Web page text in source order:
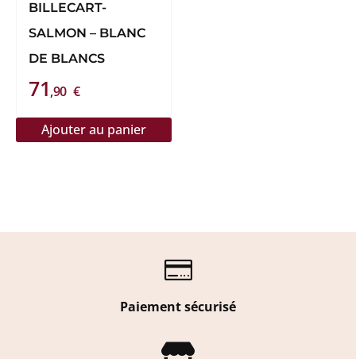
BILLECART-
SALMON – BLANC
DE BLANCS
71,90 €
Ajouter au panier

Paiement sécurisé